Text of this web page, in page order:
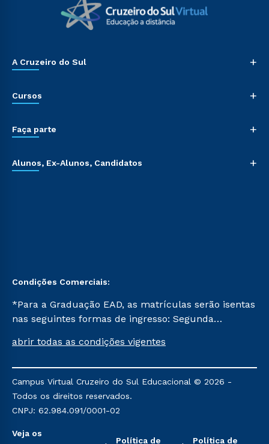
A Cruzeiro do Sul +
Cursos +
Faça parte +
Alunos, Ex-Alunos, Candidatos +
Condições Comerciais:
*Para a Graduação EAD, as matrículas serão isentas
nas seguintes formas de ingresso: Segunda
Já para as demais, a taxa de matrícula será de R$
mencionadas são referentes aos cursos: Ensino
Religioso, Geografia para a Docência e Metodologia
do Ensino de História: Questões Atuais.
abrir todas as condições vigentes
Campus Virtual Cruzeiro do Sul Educacional © 2026 -
Todos os direitos reservados.
CNPJ: 62.984.091/0001-02
Veja os
Política de Política de